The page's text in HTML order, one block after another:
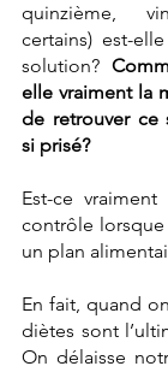
quinzième,
certains) est-
solution?
elle vraiment la
de retrouver ce
si prisé?
Est-ce
contrôle
un plan
En fait, quand
diètes sont
On délaisse